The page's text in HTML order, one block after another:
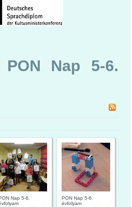
Nap 5-6.
Nap 5-6.
PON Nap 5-6.
évfolyam